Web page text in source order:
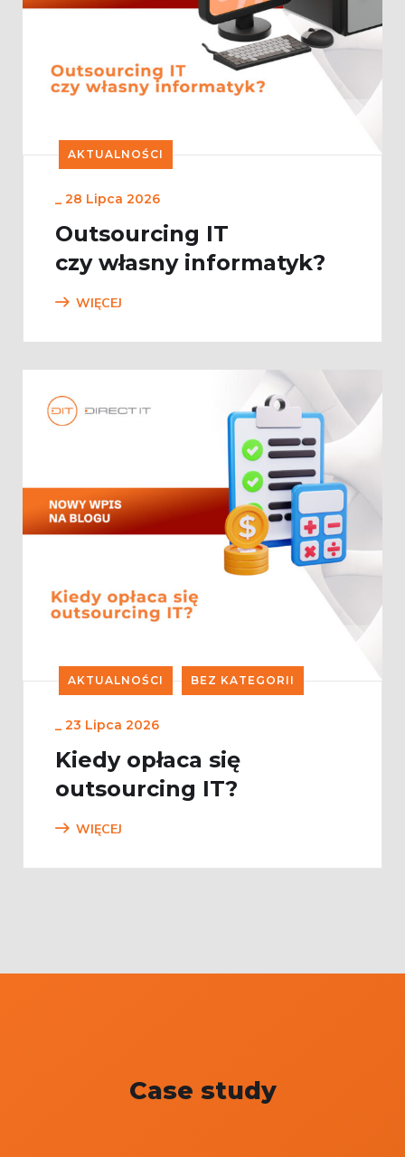
AKTUALNOŚCI
_ 28 Lipca 2026
Outsourcing IT
czy własny informatyk?
WIĘCEJ
AKTUALNOŚCI BEZ KATEGORII
_ 23 Lipca 2026
Kiedy opłaca się
outsourcing IT?
WIĘCEJ
Case study